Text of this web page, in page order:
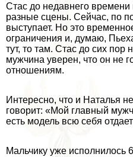
Стас до недавнего
разные сцены. Сейчас, по
выступает. Но это
ограничения и, думаю,
тут, то там. Стас до сих
мужчина уверен, что он не
отношениям.
Интересно, что и Наталья
говорит: «Мой главный
есть модель всю себя
Мальчику уже исполнилось